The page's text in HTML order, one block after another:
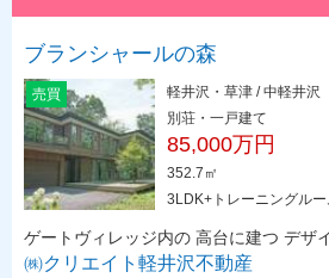
ブランシャールの森
売買
軽井沢・草津 / 中軽井沢
別荘・一戸建て
85,000万円
352.7㎡
3LDK+トレーニングル
ゲートヴィレッジ内の 高台に建つ デザ
㈱クリエイト軽井沢不動産